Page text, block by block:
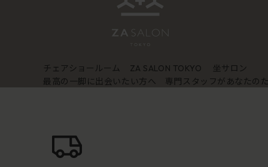
チェアショールーム ZA SALON TOKYO
坐サロン
最高の一脚に出会いたい方へ 専門スタッフがあなたの